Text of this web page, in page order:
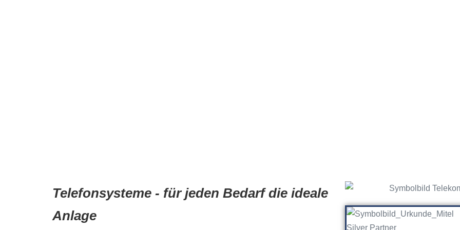
Telefonsysteme - für jeden Bedarf die ideale
Anlage